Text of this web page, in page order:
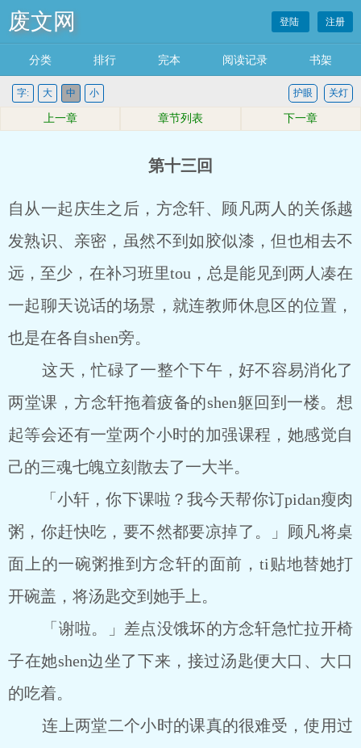
废文网 登陆 注册
分类 排行 完本 阅读记录 书架
字: 大 中 小 关灯
护眼
上一章 章节列表 下一章
第十三回
自从一起庆生之后，方念轩、顾凡两人的关係越
发熟识、亲密，虽然不到如胶似漆，但也相去不
远，至少，在补习班里tou，总是能见到两人凑在
一起聊天说话的场景，就连教师休息区的位置，
也是在各自shen旁。
这天，忙碌了一整个下午，好不容易消化了
两堂课，方念轩拖着疲备的shen躯回到一楼。想
起等会还有一堂两个小时的加强课程，她感觉自
己的三魂七魄立刻散去了一大半。
「小轩，你下课啦？我今天帮你订pidan瘦肉
粥，你赶快吃，要不然都要凉掉了。」顾凡将桌
面上的一碗粥推到方念轩的面前，ti贴地替她打
开碗盖，将汤匙交到她手上。
「谢啦。」差点没饿坏的方念轩急忙拉开椅
子在她shen边坐了下来，接过汤匙便大口、大口
的吃着。
连上两堂二个小时的课真的很难受，使用过